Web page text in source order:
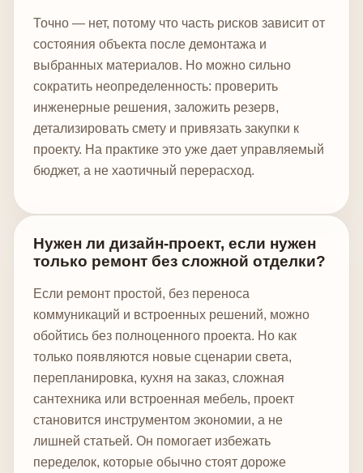
Точно — нет, потому что часть рисков зависит от
состояния объекта после демонтажа и
выбранных материалов. Но можно сильно
сократить неопределенность: проверить
инженерные решения, заложить резерв,
детализировать смету и привязать закупки к
проекту. На практике это уже дает управляемый
бюджет, а не хаотичный перерасход.
Нужен ли дизайн-проект, если нужен
только ремонт без сложной отделки?
Если ремонт простой, без переноса
коммуникаций и встроенных решений, можно
обойтись без полноценного проекта. Но как
только появляются новые сценарии света,
перепланировка, кухня на заказ, сложная
сантехника или встроенная мебель, проект
становится инструментом экономии, а не
лишней статьей. Он помогает избежать
переделок, которые обычно стоят дороже